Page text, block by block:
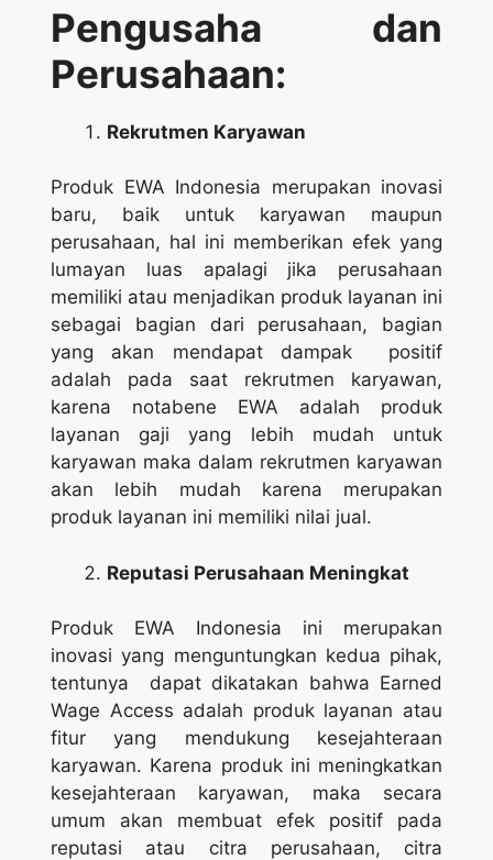
Pengusaha dan
Perusahaan:
Rekrutmen Karyawan
Produk EWA Indonesia merupakan inovasi
baru, baik untuk karyawan maupun
perusahaan, hal ini memberikan efek yang
lumayan luas apalagi jika perusahaan
memiliki atau menjadikan produk layanan ini
sebagai bagian dari perusahaan, bagian
yang akan mendapat dampak positif
adalah pada saat rekrutmen karyawan,
karena notabene EWA adalah produk
layanan gaji yang lebih mudah untuk
karyawan maka dalam rekrutmen karyawan
akan lebih mudah karena merupakan
produk layanan ini memiliki nilai jual.
Reputasi Perusahaan Meningkat
Produk EWA Indonesia ini merupakan
inovasi yang menguntungkan kedua pihak,
tentunya dapat dikatakan bahwa Earned
Wage Access adalah produk layanan atau
fitur yang mendukung kesejahteraan
karyawan. Karena produk ini meningkatkan
kesejahteraan karyawan, maka secara
umum akan membuat efek positif pada
reputasi atau citra perusahaan, citra